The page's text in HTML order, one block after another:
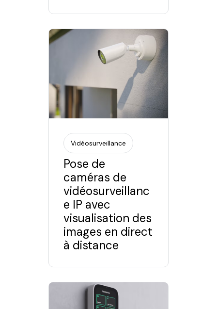
Vidéosurveillance
Pose de
caméras de
vidéosurveillanc
e IP avec
visualisation des
images en direct
à distance